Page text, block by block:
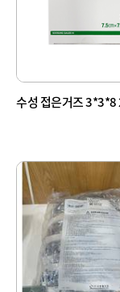
수성 접은거즈